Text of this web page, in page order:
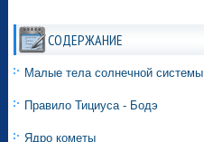
СОДЕРЖАНИЕ
Малые тела солнечной системы
Правило Тициуса - Бодэ
Ядро кометы